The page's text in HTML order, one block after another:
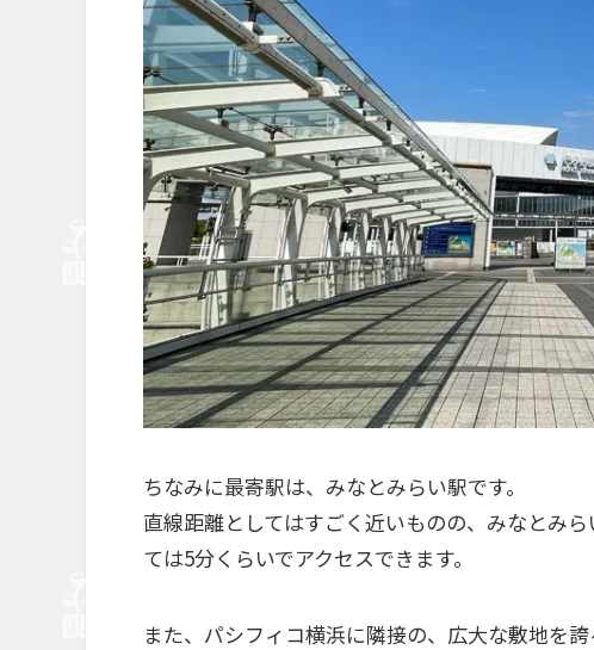
ちなみに最寄駅は、みなとみらい駅です。
直線距離としてはすごく近いものの、みなとみ
ては5分くらいでアクセスできます。
また、パシフィコ横浜に隣接の、広大な敷地を誇